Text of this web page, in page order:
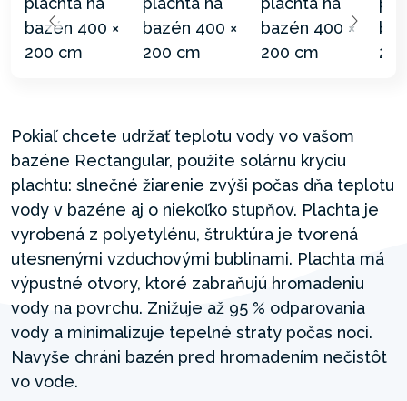
Pokiaľ chcete udržať teplotu vody vo vašom
bazéne Rectangular, použite solárnu kryciu
plachtu: slnečné žiarenie zvýši počas dňa teplotu
vody v bazéne aj o niekoľko stupňov. Plachta je
vyrobená z polyetylénu, štruktúra je tvorená
utesnenými vzduchovými bublinami. Plachta má
výpustné otvory, ktoré zabraňujú hromadeniu
vody na povrchu. Znižuje až 95 % odparovania
vody a minimalizuje tepelné straty počas noci.
Navyše chráni bazén pred hromadením nečistôt
vo vode.